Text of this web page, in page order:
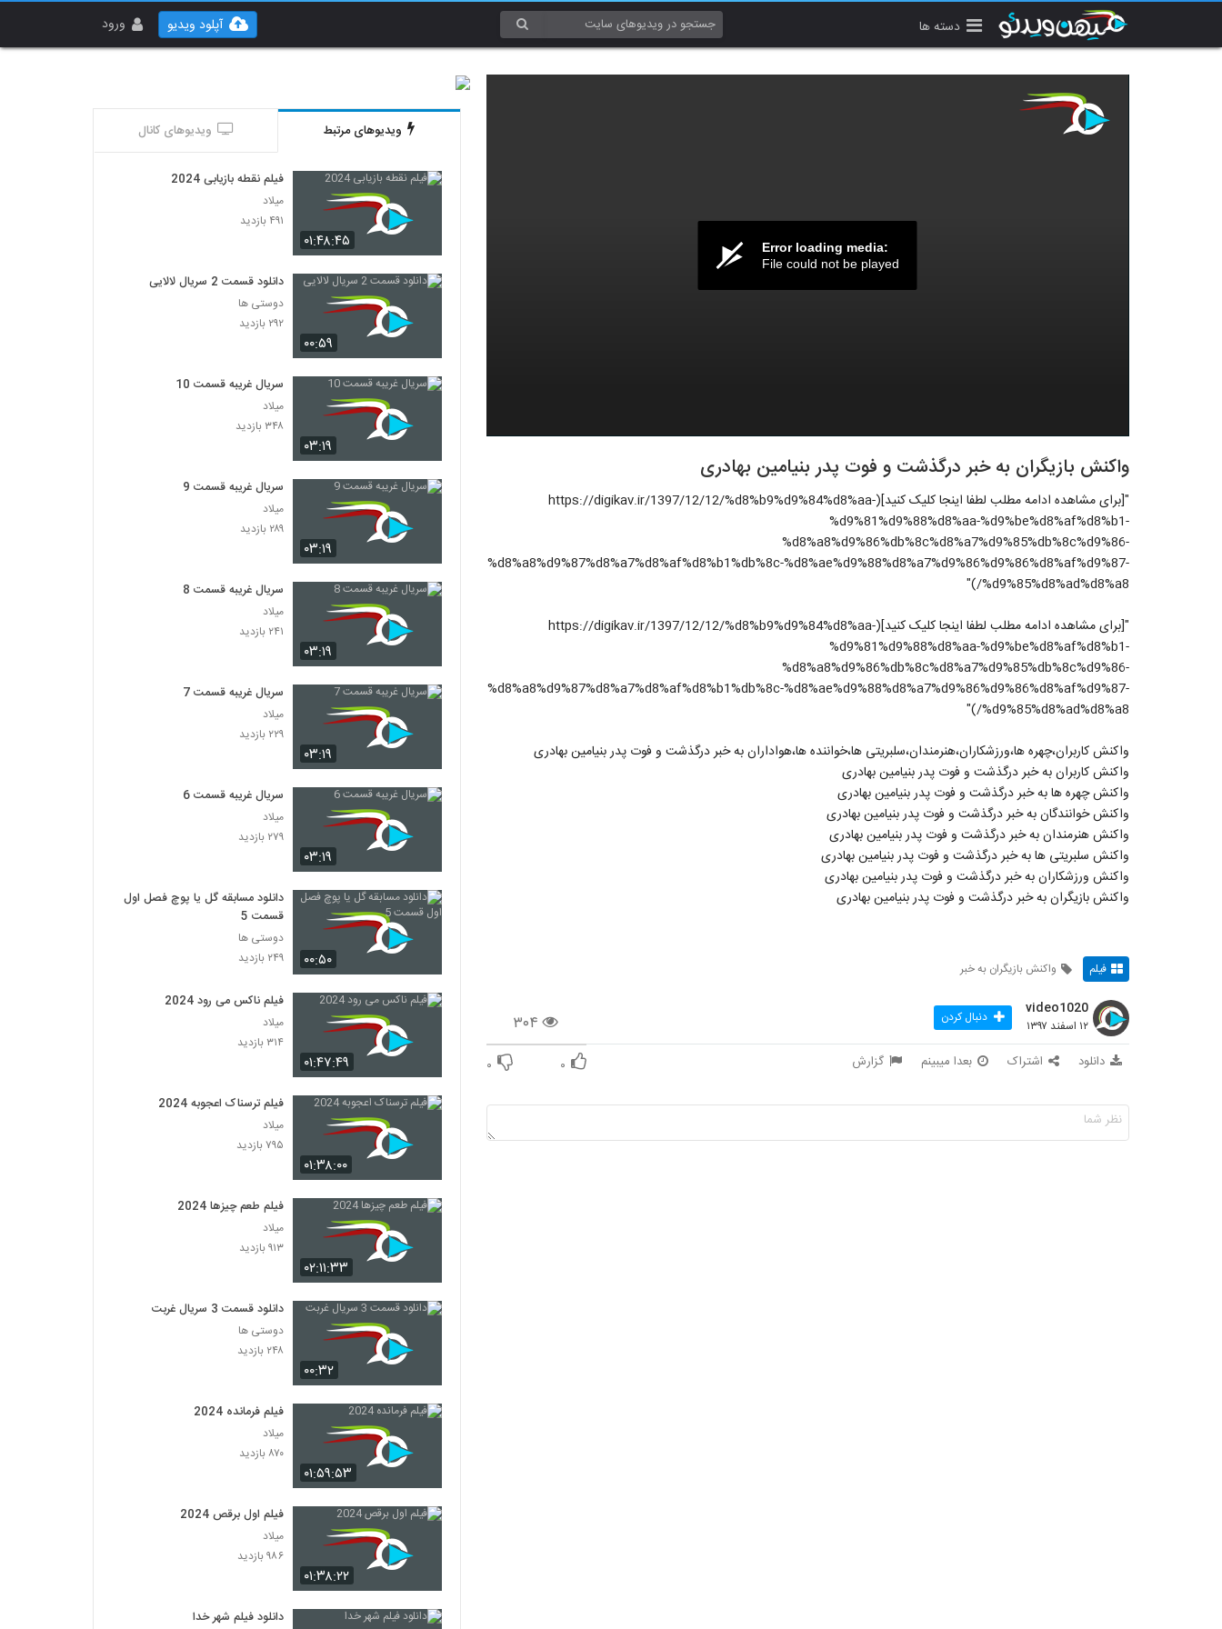
دسته ها ورود آپلود ویدیو
Error loading media:
File could not be played
واکنش بازیگران به خبر درگذشت و فوت پدر بنیامین بهادری
"[برای مشاهده ادامه مطلب لطفا اینجا کلیک کنید](https://digikav.ir/1397/12/12/%d8%b9%d9%84%d8%aa-
%d9%81%d9%88%d8%aa-%d9%be%d8%af%d8%b1-
%d8%a8%d9%86%db%8c%d8%a7%d9%85%db%8c%d9%86-
%d8%a8%d9%87%d8%a7%d8%af%d8%b1%db%8c-%d8%ae%d9%88%d8%a7%d9%86%d9%86%d8%af%d9%87-
%d9%85%d8%ad%d8%a8/)"
"[برای مشاهده ادامه مطلب لطفا اینجا کلیک کنید](https://digikav.ir/1397/12/12/%d8%b9%d9%84%d8%aa-
%d9%81%d9%88%d8%aa-%d9%be%d8%af%d8%b1-
%d8%a8%d9%86%db%8c%d8%a7%d9%85%db%8c%d9%86-
%d8%a8%d9%87%d8%a7%d8%af%d8%b1%db%8c-%d8%ae%d9%88%d8%a7%d9%86%d9%86%d8%af%d9%87-
%d9%85%d8%ad%d8%a8/)"
واکنش کاربران،چهره ها،ورزشکاران،هنرمندان،سلبریتی ها،خواننده ها،هواداران به خبر درگذشت و فوت پدر بنیامین بهادری
واکنش کاربران به خبر درگذشت و فوت پدر بنیامین بهادری
واکنش چهره ها به خبر درگذشت و فوت پدر بنیامین بهادری
واکنش خوانندگان به خبر درگذشت و فوت پدر بنیامین بهادری
واکنش هنرمندان به خبر درگذشت و فوت پدر بنیامین بهادری
واکنش سلبریتی ها به خبر درگذشت و فوت پدر بنیامین بهادری
واکنش ورزشکاران به خبر درگذشت و فوت پدر بنیامین بهادری
واکنش بازیگران به خبر درگذشت و فوت پدر بنیامین بهادری
فیلم واکنش بازیگران به خبر
۳۰۴
video1020
۱۲ اسفند ۱۳۹۷ دنبال کردن
دانلود اشتراک بعدا میبینم گزارش ۰ ۰
ویدیوهای مرتبط ویدیوهای کانال
۰۱:۴۸:۴۵
فیلم نقطه بازیابی 2024
میلاد
۴۹۱ بازدید
۰۰:۵۹
دانلود قسمت 2 سریال لالایی
دوستی ها
۲۹۲ بازدید
۰۳:۱۹
سریال غریبه قسمت 10
میلاد
۳۴۸ بازدید
۰۳:۱۹
سریال غریبه قسمت 9
میلاد
۲۸۹ بازدید
۰۳:۱۹
سریال غریبه قسمت 8
میلاد
۲۴۱ بازدید
۰۳:۱۹
سریال غریبه قسمت 7
میلاد
۲۲۹ بازدید
۰۳:۱۹
سریال غریبه قسمت 6
میلاد
۲۷۹ بازدید
۰۰:۵۰
دانلود مسابقه گل یا پوچ فصل اول
قسمت 5
دوستی ها
۲۴۹ بازدید
۰۱:۴۷:۴۹
فیلم ناکس می رود 2024
میلاد
۳۱۴ بازدید
۰۱:۳۸:۰۰
فیلم ترسناک اعجوبه 2024
میلاد
۷۹۵ بازدید
۰۲:۱۱:۳۳
فیلم طعم چیزها 2024
میلاد
۹۱۳ بازدید
۰۰:۳۲
دانلود قسمت 3 سریال غربت
دوستی ها
۲۴۸ بازدید
۰۱:۵۹:۵۳
فیلم فرمانده 2024
میلاد
۸۷۰ بازدید
۰۱:۳۸:۲۲
فیلم اول برقص 2024
میلاد
۹۸۶ بازدید
دانلود فیلم شهر خدا